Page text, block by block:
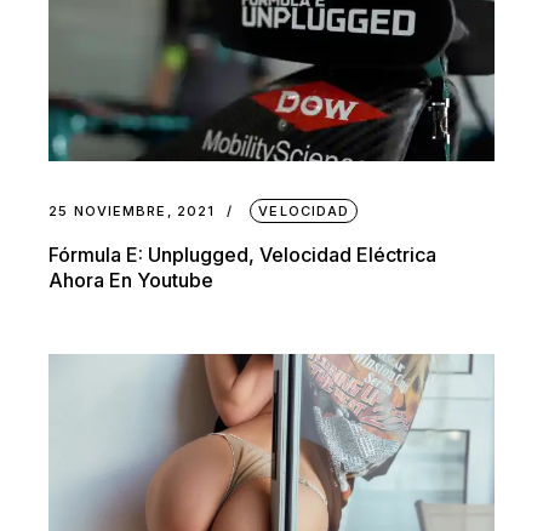
25 NOVIEMBRE, 2021 VELOCIDAD
Fórmula E: Unplugged, Velocidad Eléctrica
Ahora En Youtube